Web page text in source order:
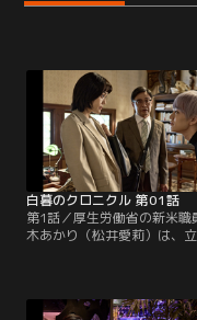
白暮のクロニクル 第01話
第1話／厚生労働省の新米職
木あかり（松井愛莉）は、
助）の目に留まったあかり